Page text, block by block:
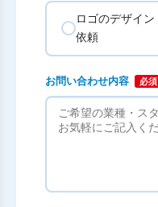
ロゴのデザイン
依頼
お問い合わせ内容 必須